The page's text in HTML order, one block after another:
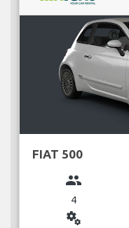
FIAT 500
group
4
miscellaneous_services